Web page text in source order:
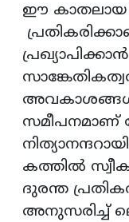
ഈ
അവകാശങ്ങൾ
സമീപനമാണ്
കത്തിൽ
ദുരന്ത
അനുസരിച്ച്